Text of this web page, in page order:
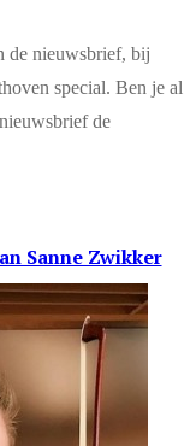
de nieuwsbrief, bij
special. Ben je al
de
Sanne Zwikker